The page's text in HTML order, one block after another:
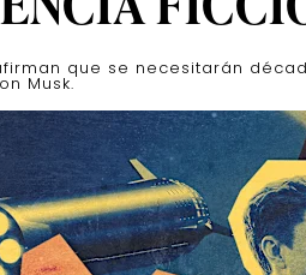
que se necesitarán
Musk.